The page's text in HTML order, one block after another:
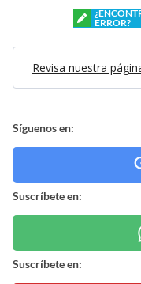
ERROR?
Revisa nuestra
Síguenos en:
Suscríbete en:
Suscríbete en: